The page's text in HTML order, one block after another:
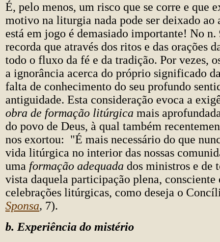
É, pelo menos, um risco que se corre e que
motivo na liturgia nada pode ser deixado
está em jogo é demasiado importante! No
recorda que através dos ritos e das orações
todo o fluxo da fé e da tradição. Por vezes,
a ignorância acerca do próprio significado
falta de conhecimento do seu profundo
antiguidade. Esta consideração evoca a
obra de formação litúrgica mais
do povo de Deus, à qual também
nos exortou: "É mais necessário do que
vida litúrgica no interior das nossas
uma formação adequada dos ministros e de
vista daquela participação plena, consciente
celebrações litúrgicas, como deseja o
Sponsa, 7).
b. Experiência do mistério